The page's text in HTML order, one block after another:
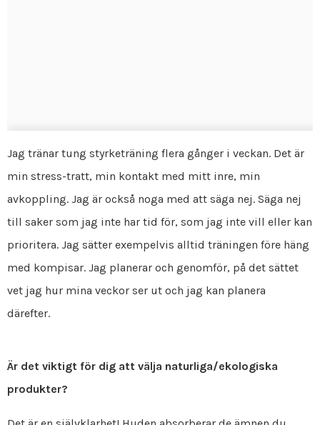
Jag tränar tung styrketräning flera gånger i veckan. Det är
min stress-tratt, min kontakt med mitt inre, min
avkoppling. Jag är också noga med att säga nej. Säga nej
till saker som jag inte har tid för, som jag inte vill eller kan
prioritera. Jag sätter exempelvis alltid träningen före häng
med kompisar. Jag planerar och genomför, på det sättet
vet jag hur mina veckor ser ut och jag kan planera
därefter.
Är det viktigt för dig att välja naturliga/ekologiska
produkter?